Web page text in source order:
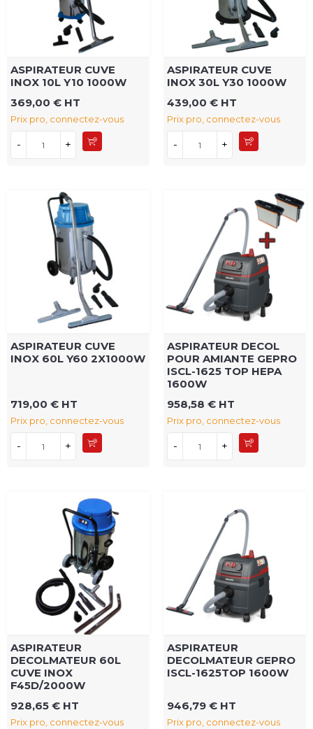
ASPIRATEUR CUVE
INOX 10L Y10 1000W
369,00 € HT
Prix pro, connectez-vous
- +
ASPIRATEUR CUVE
INOX 30L Y30 1000W
439,00 € HT
Prix pro, connectez-vous
- +
ASPIRATEUR CUVE
INOX 60L Y60 2X1000W
719,00 € HT
Prix pro, connectez-vous
- +
ASPIRATEUR DECOL
POUR AMIANTE GEPRO
ISCL-1625 TOP HEPA
1600W
958,58 € HT
Prix pro, connectez-vous
- +
ASPIRATEUR
DECOLMATEUR 60L
CUVE INOX
F45D/2000W
928,65 € HT
Prix pro, connectez-vous
ASPIRATEUR
DECOLMATEUR GEPRO
ISCL-1625TOP 1600W
946,79 € HT
Prix pro, connectez-vous